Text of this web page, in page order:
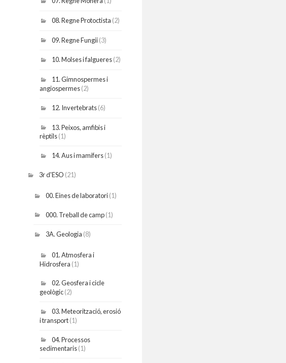
08. Regne Protoctista (2)
09. Regne Fungii(3)
10. Molses i falgueres(2)
11. Gimnospermes i
angiospermes(2)
12. Invertebrats(6)
13. Peixos, amfibis i
rèptils(1)
14. Aus i mamífers(1)
3r d'ESO (21)
00. Eines de laboratori(1)
000. Treball de camp(1)
3A. Geologia (8)
01. Atmosfera i
Hidrosfera (1)
02. Geosfera i cicle
geològic(2)
03. Meteorització, erosió
i transport(1)
04. Processos
sedimentaris(1)